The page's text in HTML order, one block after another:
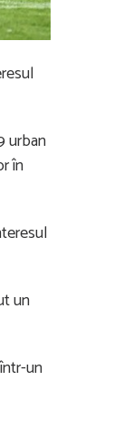
urban
în
un
un